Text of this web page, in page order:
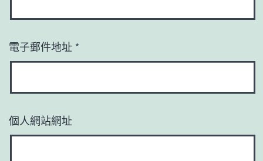
電子郵件地址 *
個人網站網址